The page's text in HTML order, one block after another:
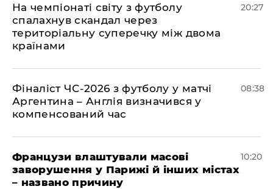
​На чемпіонаті світу з футболу
спалахнув скандал через
територіальну суперечку між двома
країнами
20:27
Фіналіст ЧС-2026 з футболу у матчі
Аргентина – Англія визначився у
компенсований час
08:38
Французи влаштували масові
заворушення у Парижі й інших містах
– названо причину
10:20